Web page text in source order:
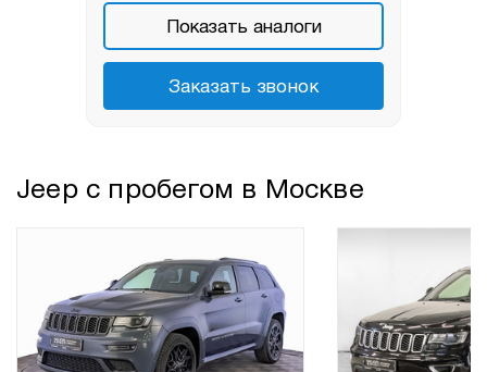
Показать аналоги
Заказать звонок
Jeep с пробегом в Москве